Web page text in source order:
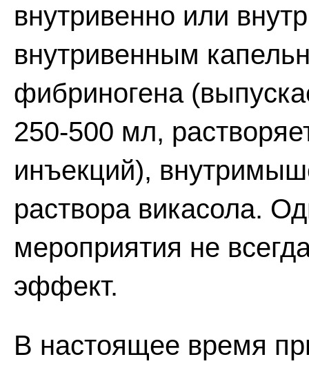
внутривенно или
внутривенным
фибриногена
250-500 мл,
инъекций),
раствора викасола.
мероприятия не
эффект.
В настоящее время